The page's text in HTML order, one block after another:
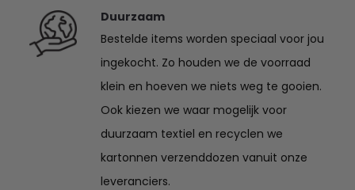
Duurzaam
Bestelde items worden speciaal voor jou
ingekocht. Zo houden we de voorraad
klein en hoeven we niets weg te gooien.
Ook kiezen we waar mogelijk voor
duurzaam textiel en recyclen we
kartonnen verzenddozen vanuit onze
leveranciers.